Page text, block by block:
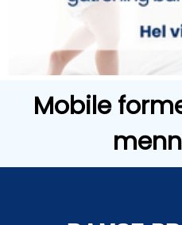
Mobile